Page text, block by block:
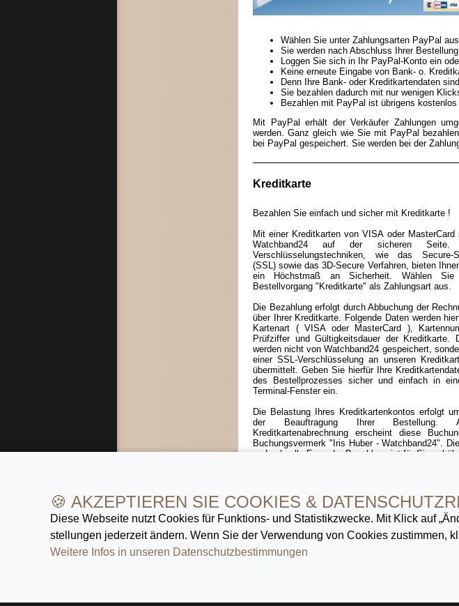
🍪 AKZEPTIEREN SIE COOKIES &
Diese Webseite nutzt Cookies für Funktions- und Statistik­zwecke. Mit Klick auf
stellungen jederzeit ändern. Wenn Sie der Verwendung von Cookies zustimmen,
Weitere Infos in unseren Datenschutz­bestimmungen
Wählen Sie unter Zahlungsarten PayPal
Sie werden nach Abschluss Ihrer
Loggen Sie sich in Ihr PayPal-Konto ein
Keine erneute Eingabe von Bank- o.
Denn Ihre Bank- oder Kreditkartendaten
Sie bezahlen dadurch mit nur wenigen
Bezahlen mit PayPal ist übrigens kostenlos
Mit PayPal erhält der Verkäufer Zahlungen
werden. Ganz gleich wie Sie mit PayPal
bei PayPal gespeichert. Sie werden bei der
Kreditkarte
Bezahlen Sie einfach und sicher mit Kreditkarte !
Mit einer Kreditkarten von VISA oder MasterCard
Watchband24 auf der sicheren Seite.
Verschlüsselungstechniken, wie das Secure-
(SSL) sowie das 3D-Secure Verfahren, bieten
ein Höchstmaß an Sicherheit. Wählen
Bestellvorgang "Kreditkarte" als Zahlungsart aus.
Die Bezahlung erfolgt durch Abbuchung der
über Ihrer Kreditkarte. Folgende Daten werden
Kartenart ( VISA oder MasterCard ),
Prüfziffer und Gültigkeitsdauer der Kreditkarte.
werden nicht von Watchband24 gespeichert,
einer SSL-Verschlüsselung an unseren
übermittelt. Geben Sie hierfür Ihre
des Bestellprozesses sicher und einfach in
Terminal-Fenster ein.
Die Belastung Ihres Kreditkartenkontos erfolgt
der Beauftragung Ihrer Bestellung.
Kreditkartenabrechnung erscheint diese
Buchungsvermerk "Iris Huber - Watchband24".
und schnelle Form der Bezahlung ist für Sie
»Zeit zu wechseln« Ihr neuesUhrenarmbandfinden
namhafter Qualitätshersteller. Unser umfangreiches Angebot
über hochwertige Marken
ein ausgewähltes Sortiment an